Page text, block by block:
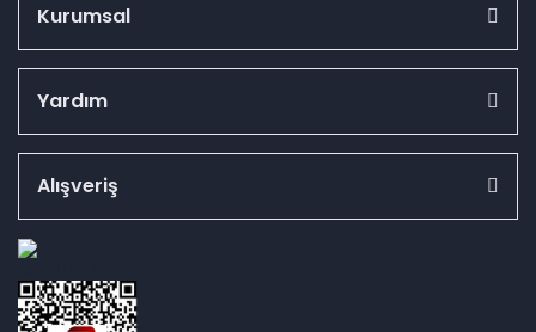
Kurumsal
Yardım
Alışveriş